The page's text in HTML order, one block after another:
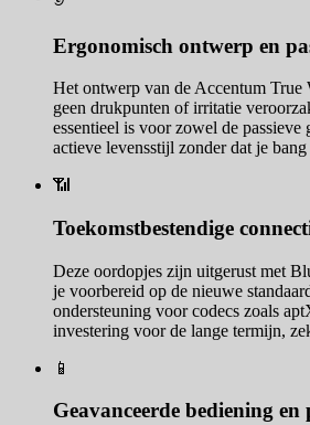
Ergonomisch ontwerp en
Het ontwerp van de Accentum True
geen drukpunten of irritatie
essentieel is voor zowel de
actieve levensstijl zonder dat je
📶
Toekomstbestendige
Deze oordopjes zijn uitgerust met
je voorbereid op de nieuwe
ondersteuning voor codecs zoals
investering voor de lange termijn,
📱
Geavanceerde bediening en